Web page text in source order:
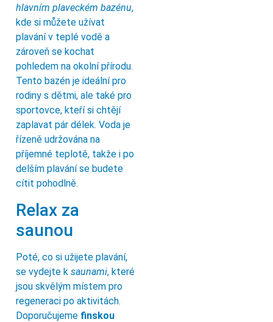
hlavním plaveckém bazénu,
kde si můžete užívat
plavání v teplé vodě a
zároveň se kochat
pohledem na okolní přírodu.
Tento bazén je ideální pro
rodiny s dětmi, ale také pro
sportovce, kteří si chtějí
zaplavat pár délek. Voda je
řízeně udržována na
příjemné teplotě, takže i po
delším plavání se budete
cítit pohodlně.
Relax za
saunou
Poté, co si užijete plavání,
se vydejte k saunami, které
jsou skvělým místem pro
regeneraci po aktivitách.
Doporučujeme finskou